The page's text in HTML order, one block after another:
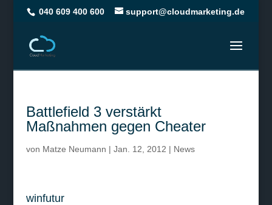
040 609 400 600 support@cloudmarketing.de
Battlefield 3 verstärkt
Maßnahmen gegen Cheater
von Matze Neumann | Jan. 12, 2012 | News
winfutur